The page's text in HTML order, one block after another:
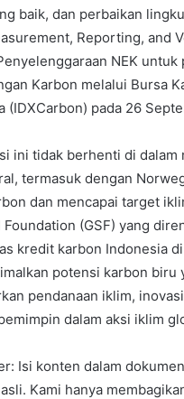
baik, dan perbaikan
Reporting, and
NEK
Karbon melalui Bursa
(IDXCarbon) pada 26
ini tidak berhenti di
termasuk dengan
dan mencapai target
Foundation (GSF) yang
kredit karbon Indonesia
potensi karbon biru
pendanaan iklim,
dalam aksi iklim
Isi konten dalam
Kami hanya
Kotoran
Sapi